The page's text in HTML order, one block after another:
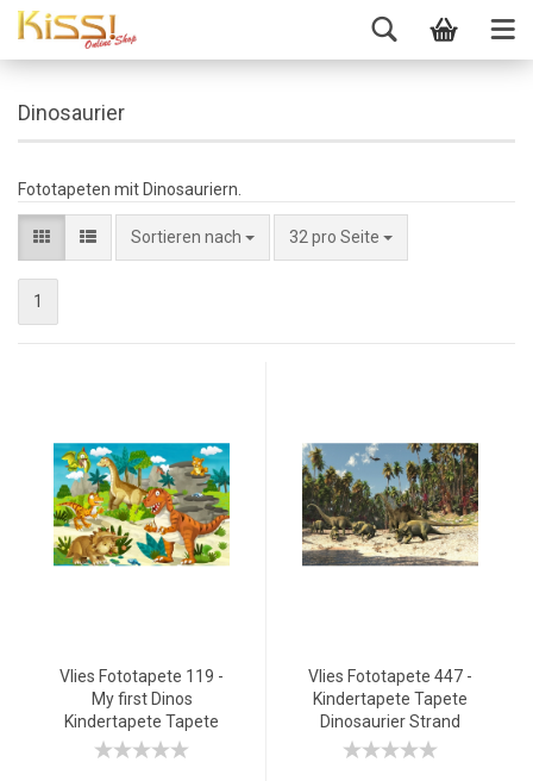
Dinosaurier
Fototapeten mit Dinosauriern.
Sortieren nach 32 pro Seite
1
Vlies Fototapete 119 -
My first Dinos
Kindertapete Tapete
Kindertapete
Vlies Fototapete 447 -
Kindertapete Tapete
Dinosaurier Strand
Palmen Animation